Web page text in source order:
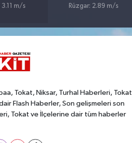
3.11 m/s
Rüzgar: 2.89 m/s
Tokat, Niksar, Turhal Haberleri, Tokat
Flash Haberler, Son gelişmeleri son
Tokat ve İlçelerine dair tüm haberler